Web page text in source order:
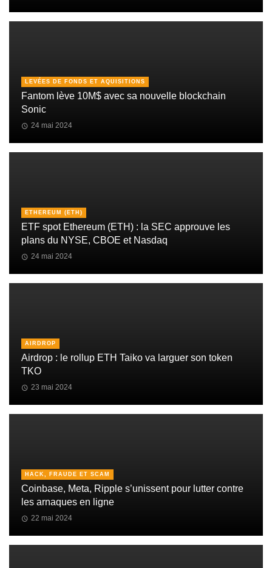
LEVÉES DE FONDS ET AQUISITIONS
Fantom lève 10M$ avec sa nouvelle blockchain
Sonic
24 mai 2024
ETHEREUM (ETH)
ETF spot Ethereum (ETH) : la SEC approuve les
plans du NYSE, CBOE et Nasdaq
24 mai 2024
AIRDROP
Airdrop : le rollup ETH Taiko va larguer son token
TKO
23 mai 2024
HACK, FRAUDE ET SCAM
Coinbase, Meta, Ripple s’unissent pour lutter contre
les arnaques en ligne
22 mai 2024